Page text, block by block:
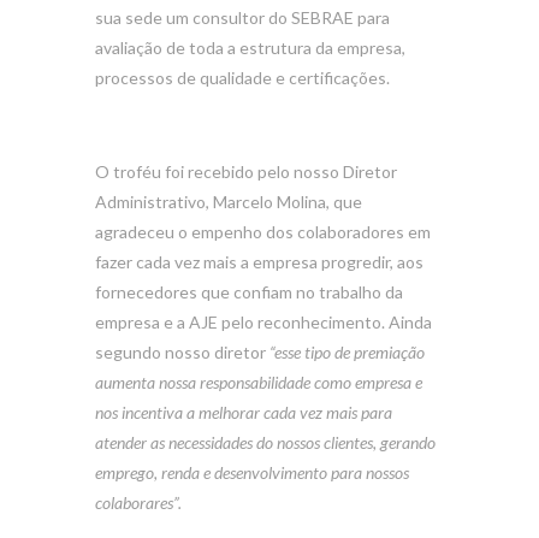
sua sede um consultor do SEBRAE para
avaliação de toda a estrutura da empresa,
processos de qualidade e certificações.
O troféu foi recebido pelo nosso Diretor
Administrativo, Marcelo Molina, que
agradeceu o empenho dos colaboradores em
fazer cada vez mais a empresa progredir, aos
fornecedores que confiam no trabalho da
empresa e a AJE pelo reconhecimento. Ainda
segundo nosso diretor “esse tipo de premiação
aumenta nossa responsabilidade como empresa e
nos incentiva a melhorar cada vez mais para
atender as necessidades do nossos clientes, gerando
emprego, renda e desenvolvimento para nossos
colaborares”.